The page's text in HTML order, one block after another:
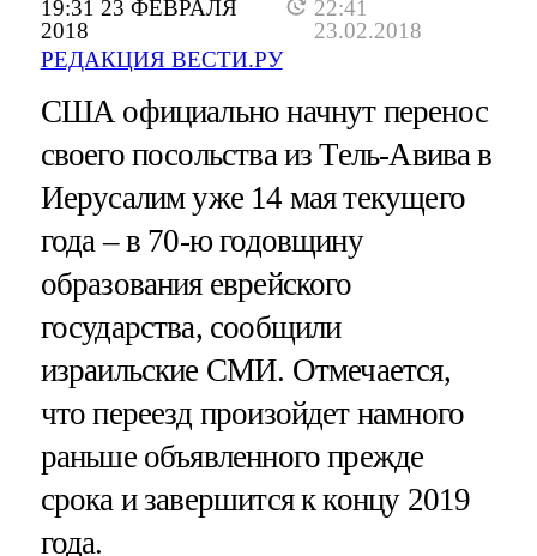
19:31 23 ФЕВРАЛЯ
2018
22:41
23.02.2018
РЕДАКЦИЯ ВЕСТИ.РУ
США официально начнут перенос
своего посольства из Тель-Авива в
Иерусалим уже 14 мая текущего
года – в 70-ю годовщину
образования еврейского
государства, сообщили
израильские СМИ. Отмечается,
что переезд произойдет намного
раньше объявленного прежде
срока и завершится к концу 2019
года.